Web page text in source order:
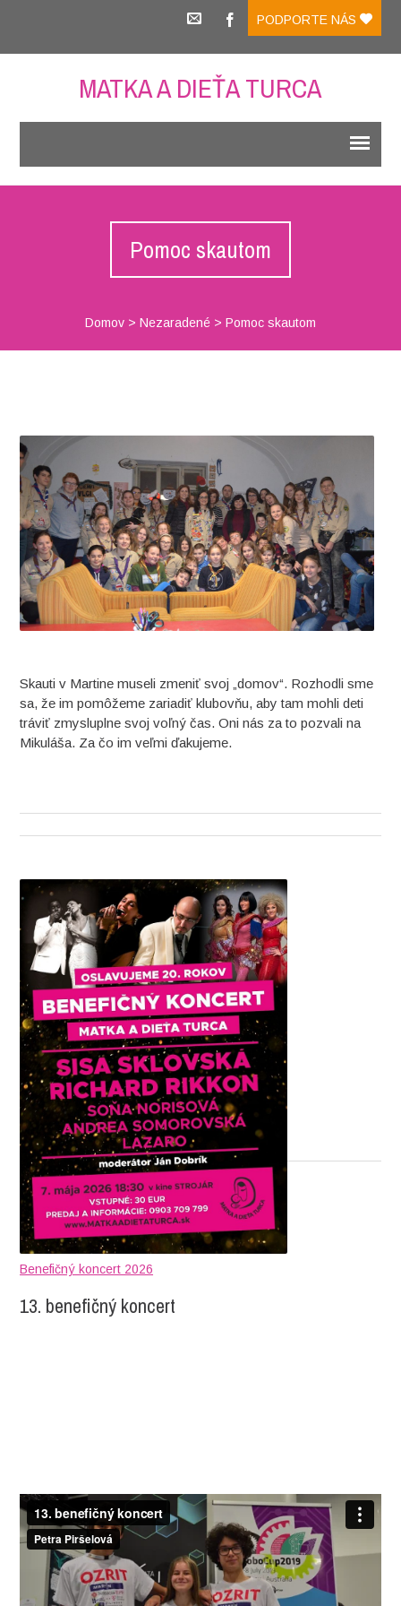
PODPORTE NÁS
MATKA A DIEŤA TURCA
Pomoc skautom
Domov> Nezaradené> Pomoc skautom
Skauti v Martine museli zmeniť svoj „domov“. Rozhodli sme
sa, že im pomôžeme zariadiť klubovňu, aby tam mohli deti
tráviť zmysluplne svoj voľný čas. Oni nás za to pozvali na
Mikuláša. Za čo im veľmi ďakujeme.
Benefičný koncert 2026
13. benefičný koncert